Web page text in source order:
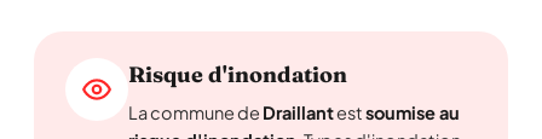
Risque d'inondation
La commune de Draillantestsoumise au